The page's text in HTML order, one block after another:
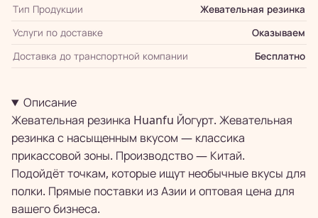
Тип Продукции
Жевательная резинка
Услуги по доставке
Оказываем
Доставка до транспортной компании
Бесплатно
Описание
Жевательная резинка Huanfu Йогурт. Жевательная
резинка с насыщенным вкусом — классика
прикассовой зоны. Производство — Китай.
Подойдёт точкам, которые ищут необычные вкусы для
полки. Прямые поставки из Азии и оптовая цена для
вашего бизнеса.